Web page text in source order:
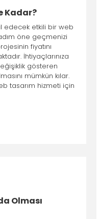
Kadar?
edecek etkili bir web
öne geçmenizi
fiyatını
İhtiyaçlarınıza
gösteren
mümkün kılar.
tasarım hizmeti için
Olması